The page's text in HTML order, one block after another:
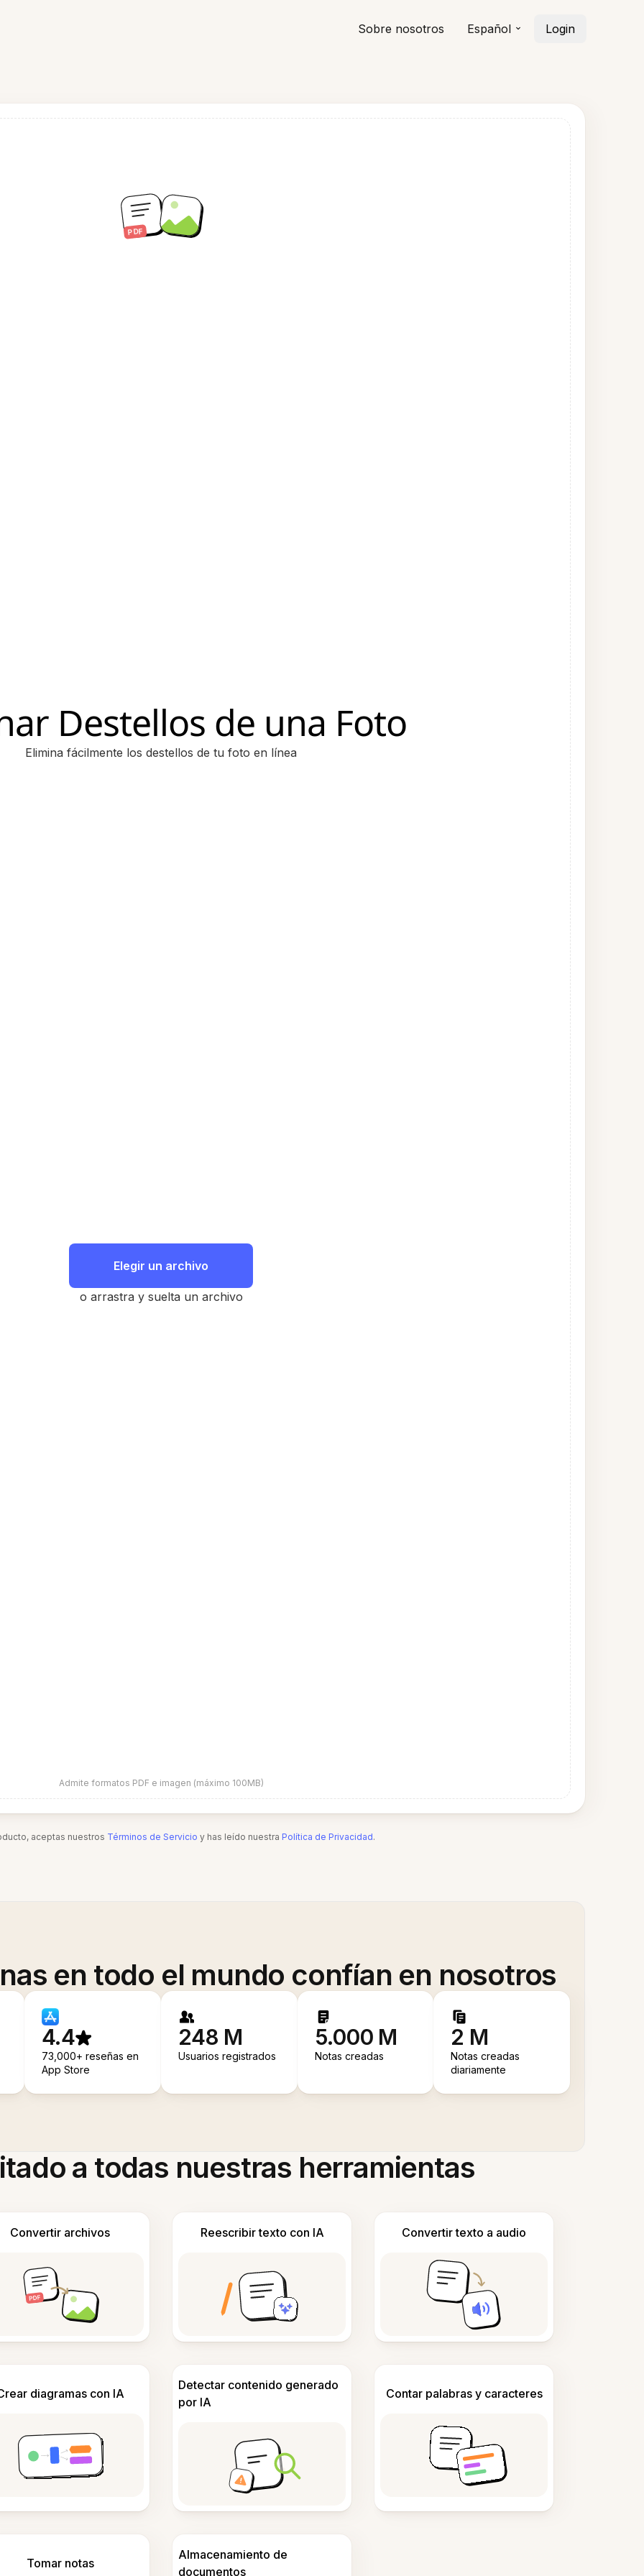
Sobre nosotros Español Login
Destellos de una Foto
Elimina fácilmente los destellos de tu foto en línea
Elegir un archivo
o arrastra y suelta un archivo
Admite formatos PDF e imagen (máximo 100MB)
aceptas nuestros Términos de Servicio y has leído nuestra Política de Privacidad.
en todo el mundo confían en nosotros
4.4
73,000+ reseñas en
App Store
248 M
Usuarios registrados
5.000 M
Notas creadas
2 M
Notas creadas
diariamente
a todas nuestras herramientas
Convertir archivos Reescribir texto con IA Convertir texto a audio
diagramas con IA
Detectar contenido generado
por IA
Contar palabras y caracteres
Tomar notas
Almacenamiento de
documentos